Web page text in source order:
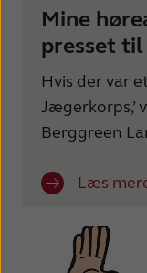
Mine
presset til
Hvis der var
Jægerkorps,’
Berggreen
Læs